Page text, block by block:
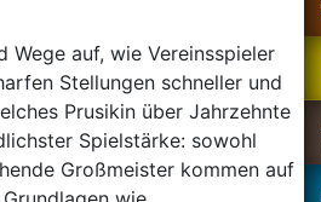
auf, wie Vereinsspieler
Stellungen schneller und
Prusikin über Jahrzehnte
Spielstärke: sowohl
Großmeister kommen auf